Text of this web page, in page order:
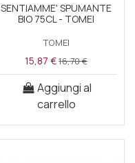
SENTIAMME' SPUMANTE
BIO 75CL - TOMEI
TOMEI
15,87 €16,70 €
Aggiungi al
carrello